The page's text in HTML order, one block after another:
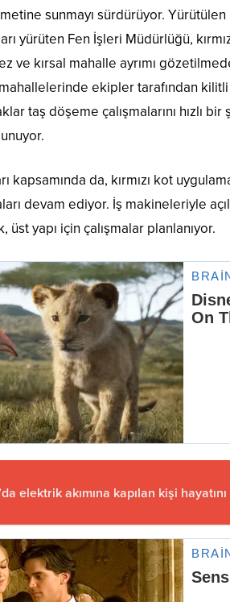
sunmayı sürdürüyor.
yürüten Fen İşleri Müdürlüğü,
ve kırsal mahalle ayrımı
ekipler tarafından
taş döşeme çalışmalarını hızlı
kapsamında da, kırmızı kot
devam ediyor. İş makineleriyle
yapı için çalışmalar planlanıyor.
elektrik akımına kapılan kişi